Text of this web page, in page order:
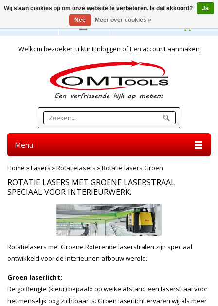
Nederlands
Welkom bezoeker, u kuntInloggen ofEen account aanmaken
Menu
Home »Lasers »Rotatielasers »Rotatie lasers Groen
ROTATIE LASERS MET GROENE LASERSTRAAL
SPECIAAL VOOR INTERIEURWERK.
Rotatielasers met Groene Roterende laserstralen zijn speciaal
ontwikkeld voor de interieur en afbouw wereld.
Groen laserlicht:
De golflengte (kleur) bepaald op welke afstand een laserstraal voor
het menselijk oog zichtbaar is. Groen laserlicht ervaren wij als meer
Wij slaan cookies op om onze website te verbeteren. Is dat akkoord?
Ja
Nee
Meer over cookies »